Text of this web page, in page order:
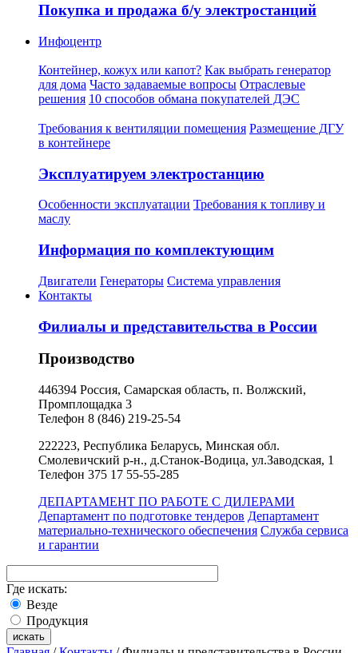
Покупка и продажа б/у электростанций
Инфоцентр
Контейнер, кожух или капот? Как выбрать генератор
для дома Часто задаваемые вопросы Отраслевые
решения 10 способов обмана покупателей ДЭС
Требования к вентиляции помещения Размещение ДГУ
в контейнере
Эксплуатируем электростанцию
Особенности эксплуатации Требования к топливу и
маслу
Информация по комплектующим
Двигатели Генераторы Система управления
Контакты
Филиалы и представительства в России
Производство
446394 Россия, Самарская область, п. Волжский,
Промплощадка 3
Телефон 8 (846) 219-25-54
222223, Республика Беларусь, Минская обл.
Смолевичский р-н., д.Станок-Водица, ул.Заводская, 1
Телефон 375 17 55-55-285
ДЕПАРТАМЕНТ ПО РАБОТЕ С ДИЛЕРАМИ
Департамент по подготовке тендеров Департамент
материально-технического обеспечения Служба сервиса
и гарантии
Где искать:
Везде
Продукция